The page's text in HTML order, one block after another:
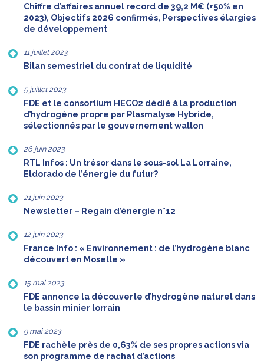
Chiffre d’affaires annuel record de 39,2 M€ (+50% en
2023), Objectifs 2026 confirmés, Perspectives élargies
de développement
11 juillet 2023
Bilan semestriel du contrat de liquidité
5 juillet 2023
FDE et le consortium HECO2 dédié à la production
d’hydrogène propre par Plasmalyse Hybride,
sélectionnés par le gouvernement wallon
26 juin 2023
RTL Infos : Un trésor dans le sous-sol La Lorraine,
Eldorado de l’énergie du futur?
21 juin 2023
Newsletter – Regain d’énergie n°12
12 juin 2023
France Info : « Environnement : de l’hydrogène blanc
découvert en Moselle »
15 mai 2023
FDE annonce la découverte d’hydrogène naturel dans
le bassin minier lorrain
9 mai 2023
FDE rachète près de 0,63% de ses propres actions via
son programme de rachat d’actions